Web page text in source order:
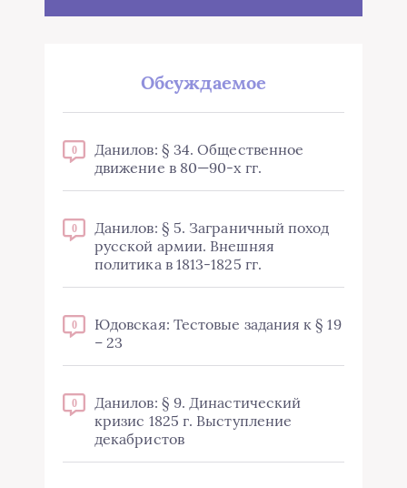
Обсуждаемое
0
Данилов: § 34. Общественное
движение в 80—90-х гг.
0
Данилов: § 5. Заграничный поход
русской армии. Внешняя
политика в 1813-1825 гг.
0
Юдовская: Тестовые задания к § 19
– 23
0
Данилов: § 9. Династический
кризис 1825 г. Выступление
декабристов